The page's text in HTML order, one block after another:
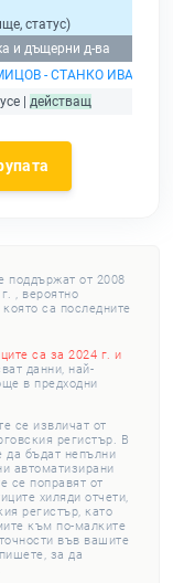
статус)
и дъщерни д-ва
- СТАНКО ИВАНОВ
| действащ
поддържат от 2008
, вероятно
са последните
са за 2024 г. и
данни, най-
в предходни
се извличат от
регистър. В
да бъдат непълни
автоматизирани
се поправят от
хиляди отчети,
регистър, като
към по-малките
във вашите
за да